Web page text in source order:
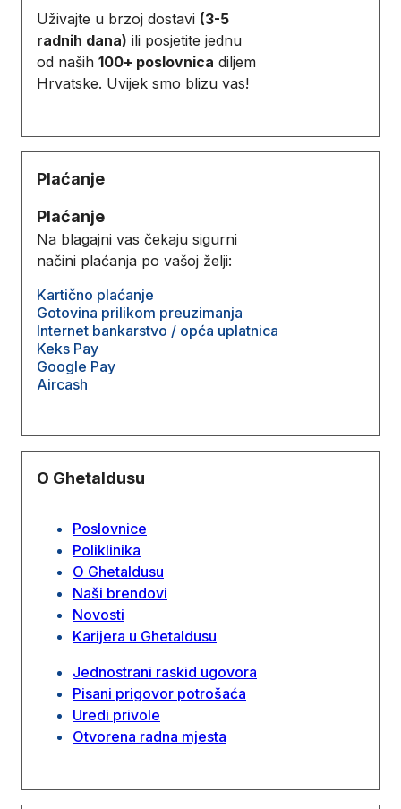
Uživajte u brzoj dostavi (3-5
radnih dana) ili posjetite jednu
od naših 100+ poslovnica diljem
Hrvatske. Uvijek smo blizu vas!
Plaćanje
Plaćanje
Na blagajni vas čekaju sigurni
načini plaćanja po vašoj želji:
Kartično plaćanje
Gotovina prilikom preuzimanja
Internet bankarstvo / opća uplatnica
Keks Pay
Google Pay
Aircash
O Ghetaldusu
Poslovnice
Poliklinika
O Ghetaldusu
Naši brendovi
Novosti
Karijera u Ghetaldusu
Jednostrani raskid ugovora
Pisani prigovor potrošaća
Uredi privole
Otvorena radna mjesta